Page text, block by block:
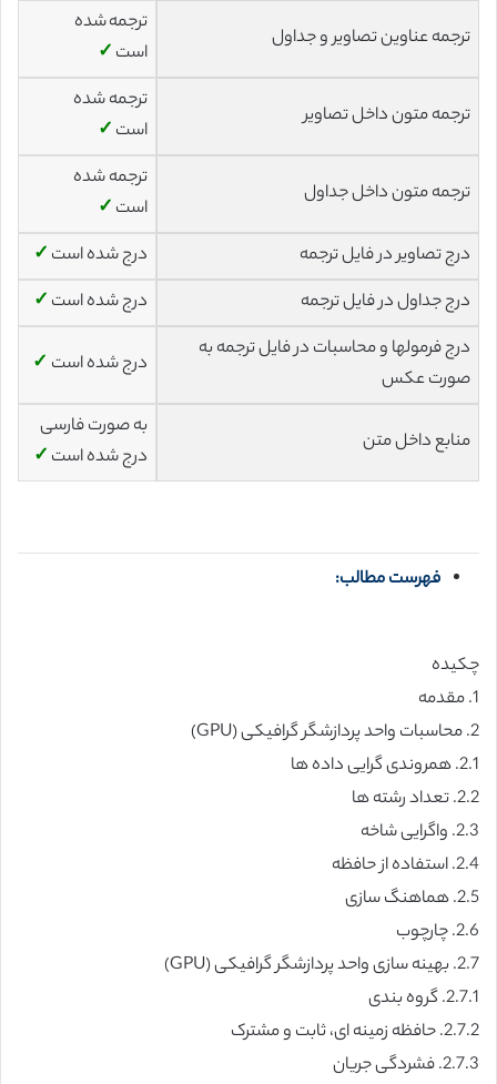
ترجمه عناوین تصاویر و جداول
ترجمه شده
است ✓
ترجمه متون داخل تصاویر
ترجمه شده
است ✓
ترجمه متون داخل جداول
ترجمه شده
است ✓
درج تصاویر در فایل ترجمه
درج شده است ✓
درج جداول در فایل ترجمه
درج شده است ✓
درج فرمولها و محاسبات در فایل ترجمه به
صورت عکس
درج شده است ✓
منابع داخل متن
به صورت فارسی
درج شده است ✓
فهرست مطالب:
چکیده
1. مقدمه
2. محاسبات واحد پردازشگر گرافیکی (GPU)
2.1. همروندی گرایی داده ها
2.2. تعداد رشته ها
2.3. واگرایی شاخه
2.4. استفاده از حافظه
2.5. هماهنگ سازی
2.6. چارچوب
2.7. بهینه سازی واحد پردازشگر گرافیکی (GPU)
2.7.1. گروه بندی
2.7.2. حافظه زمینه ای، ثابت و مشترک
2.7.3. فشردگی جریان